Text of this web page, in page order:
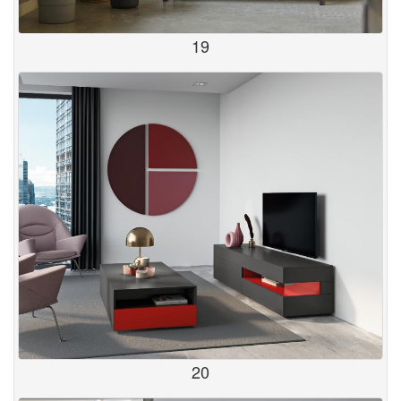
19
20